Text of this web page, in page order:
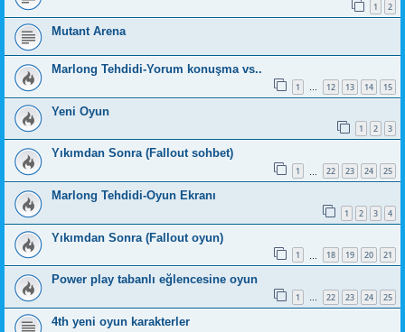
1 2
Mutant Arena
Marlong Tehdidi-Yorum konuşma vs..
1 … 12 13 14 15
Yeni Oyun
1 2 3
Yıkımdan Sonra (Fallout sohbet)
1 22 23 24 25
Marlong Tehdidi-Oyun Ekranı
1 2 3 4
Yıkımdan Sonra (Fallout oyun)
1 18 19 20 21
Power play tabanlı eğlencesine oyun
1 … 22 23 24 25
4th yeni oyun karakterler